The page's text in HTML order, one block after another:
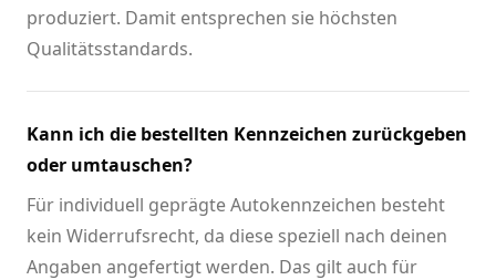
produziert. Damit entsprechen sie höchsten
Qualitätsstandards.
Kann ich die bestellten Kennzeichen zurückgeben
oder umtauschen?
Für individuell geprägte Autokennzeichen besteht
kein Widerrufsrecht, da diese speziell nach deinen
Angaben angefertigt werden. Das gilt auch für